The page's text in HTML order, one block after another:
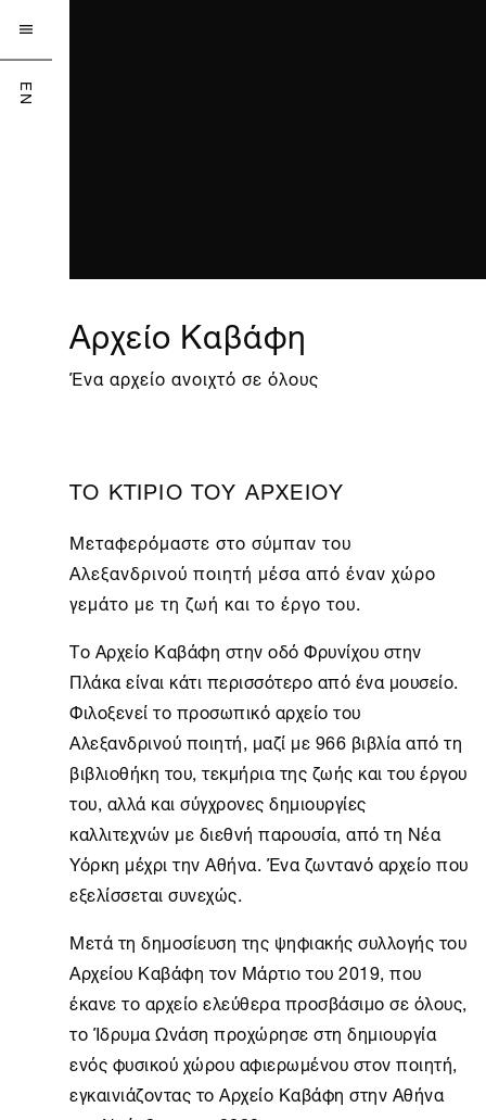

EN
Αρχείο Καβάφη
Ένα αρχείο ανοιχτό σε όλους
ΤΟ ΚΤΙΡΙΟ ΤΟΥ ΑΡΧΕΙΟΥ
Μεταφερόμαστε στο σύμπαν του
Αλεξανδρινού ποιητή μέσα από έναν χώρο
γεμάτο με τη ζωή και το έργο του.
ΤοΑρχείο Καβάφη στην οδό Φρυνίχου στην
Πλάκα είναι κάτι περισσότερο από ένα μουσείο.
Φιλοξενεί το προσωπικό αρχείο του
Αλεξανδρινού ποιητή, μαζί με 966 βιβλία από τη
βιβλιοθήκη του, τεκμήρια της ζωής και του έργου
του, αλλά και σύγχρονες δημιουργίες
καλλιτεχνών με διεθνή παρουσία, από τη Νέα
Υόρκη μέχρι τηνΑθήνα. Ένα ζωντανό αρχείο που
εξελίσσεται συνεχώς.
Μετά τη δημοσίευση της ψηφιακής συλλογής του
Αρχείου Καβάφη τον Μάρτιο του 2019, που
έκανε το αρχείο ελεύθερα προσβάσιμο σε όλους,
τοΊδρυμα Ωνάση προχώρησε στη δημιουργία
ενός φυσικού χώρου αφιερωμένου στον ποιητή,
εγκαινιάζοντας τοΑρχείο Καβάφη στηνΑθήνα